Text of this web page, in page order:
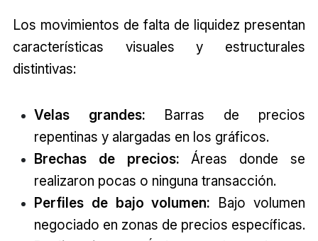
Los movimientos de falta de liquidez presentan
características visuales y estructurales
distintivas:
Velas grandes: Barras de precios
repentinas y alargadas en los gráficos.
Brechas de precios: Áreas donde se
realizaron pocas o ninguna transacción.
Perfiles de bajo volumen: Bajo volumen
negociado en zonas de precios específicas.